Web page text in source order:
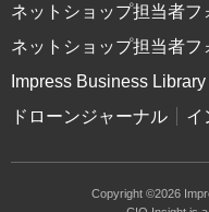
ネットショップ担当者フ
ネットショップ担当者
Impress Business Library
ドローンジャーナル
イ
Copyright ©2026